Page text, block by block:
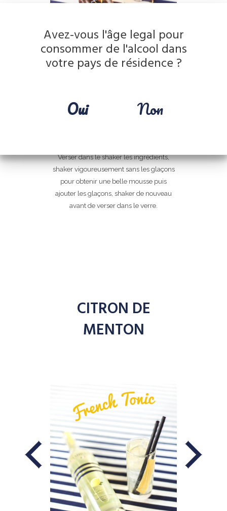
Jus d’
citron vert
Verser dans le shaker les ingrédients,
shaker vigoureusement sans les glaçons
pour obtenir une belle mousse puis
ajouter les glaçons, shaker de nouveau
avant de verser dans le verre.
CITRON DE
MENTON
Avez-vous l'âge legal pour
consommer de l'alcool dans
votre pays de résidence ?
Oui Non